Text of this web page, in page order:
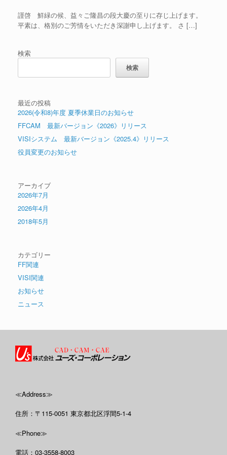
謹啓 鮮緑の候、益々ご隆昌の段大慶の至りに存じ上げます。
平素は、格別のご芳情をいただき深謝申し上げます。 さ […]
検索
検索
最近の投稿
2026(令和8)年度 夏季休業日のお知らせ
FFCAM 最新バージョン《2026》リリース
VISIシステム 最新バージョン《2025.4》リリース
役員変更のお知らせ
アーカイブ
2026年7月
2026年4月
2018年5月
カテゴリー
FF関連
VISI関連
お知らせ
ニュース
≪Address≫
住所：〒115-0051 東京都北区浮間5-1-4
≪Phone≫
電話：03-3558-8003